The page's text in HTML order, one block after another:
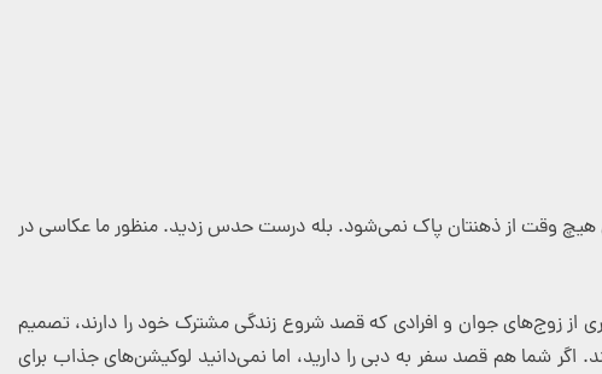
هیچ وقت از ذهنتان پاک نمی‌شود. بله درست حدس زدید. منظور ما عکاسی در
زوج‌های جوان و افرادی که قصد شروع زندگی مشترک خود را دارند، تصمیم
اگر شما هم قصد سفر به دبی را دارید، اما نمی‌دانید لوکیشن‌های جذاب برای